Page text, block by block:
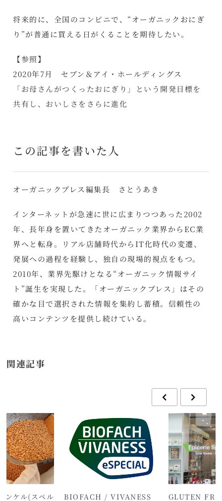
将来的に、全国のコンビニで、“オーガニックおにぎ
り”が普通に買える日がくることを期待したい。
【参照】
2020年7月 セブン＆アイ・ホールディングス
「お母さんがつくったおにぎり」という開発目標を
共有し、おいしさをさらに進化
この記事を書いた人
オーガニックプレス編集長 さとうあき
インターネットが急速に世に広まりつつあった2002
年、長年身を置いてきたオーガニック業界からEC業
界へと転身。リアル店舗時代からIT化時代の変遷、
発展への過程を経験し、独自の現場的視点をもつ。
2010年、業界先駆けとなる“オーガニック情報サイ
ト”誕生を実現した。「オーガニックプレス」はその
確かな目で選択された情報を集約し蓄積。信頼性の
高いコンテンツを提供し続けている。
関連記事
ンケル(スペル
BIOFACH / VIVANESS
GLUTEN